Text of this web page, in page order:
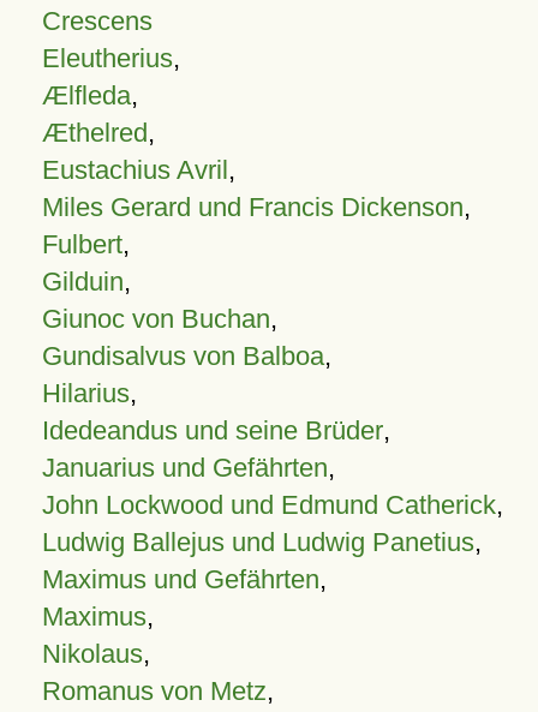
Crescens
Eleutherius,
Ælfleda,
Æthelred,
Eustachius Avril,
Miles Gerard und Francis Dickenson,
Fulbert,
Gilduin,
Giunoc von Buchan,
Gundisalvus von Balboa,
Hilarius,
Idedeandus und seine Brüder,
Januarius und Gefährten,
John Lockwood und Edmund Catherick,
Ludwig Ballejus und Ludwig Panetius,
Maximus und Gefährten,
Maximus,
Nikolaus,
Romanus von Metz,